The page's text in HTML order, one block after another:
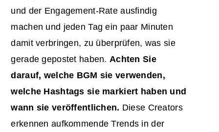
und der Engagement-Rate ausfindig
machen und jeden Tag ein paar Minuten
damit verbringen, zu überprüfen, was sie
gerade gepostet haben. Achten Sie
darauf, welche BGM sie verwenden,
welche Hashtags sie markiert haben und
wann sie veröffentlichen. Diese Creators
erkennen aufkommende Trends in der